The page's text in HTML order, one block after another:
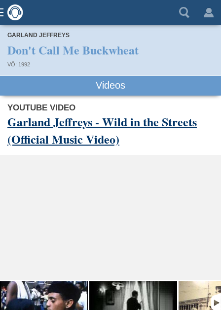
GARLAND JEFFREYS
Don't Call Me Buckwheat
VÖ: 1992
Videos
YOUTUBE VIDEO
Garland Jeffreys - Wild in the Streets
(Official Music Video)